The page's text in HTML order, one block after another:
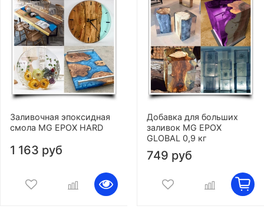
Заливочная эпоксидная
смола MG EPOX HARD
1 163 руб
Добавка для больших
заливок MG EPOX
GLOBAL 0,9 кг
749 руб